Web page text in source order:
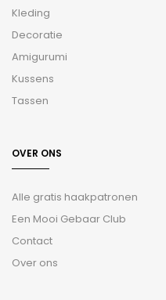
Kleding
Decoratie
Amigurumi
Kussens
Tassen
OVER ONS
Alle gratis haakpatronen
Een Mooi Gebaar Club
Contact
Over ons